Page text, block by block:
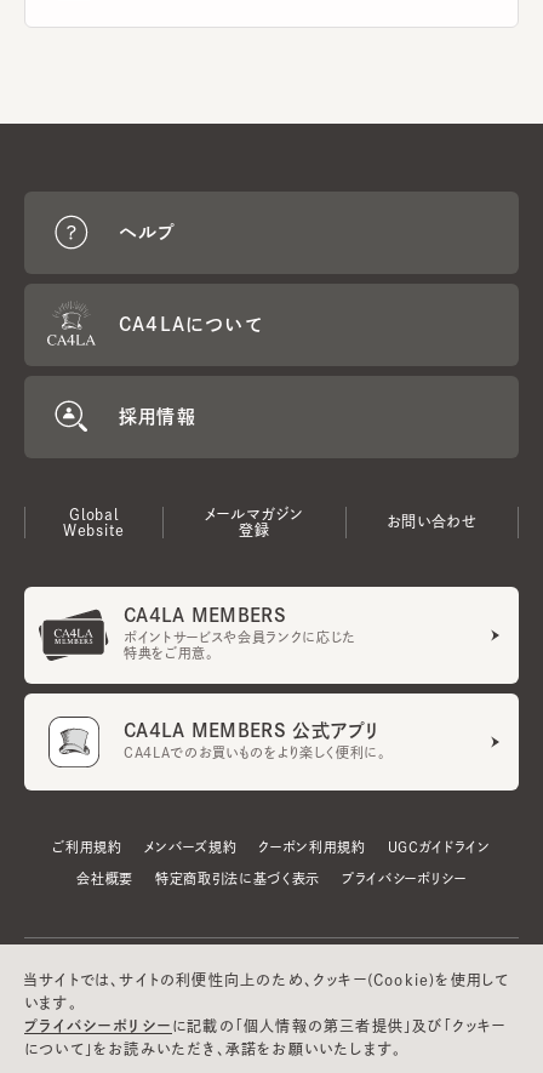
ヘルプ
CA4LAについて
採用情報
Global
Website
メールマガジン
登録
お問い合わせ
CA4LA MEMBERS
ポイントサービスや会員ランクに応じた
特典をご用意。
CA4LA MEMBERS 公式アプリ
CA4LAでのお買いものをより楽しく便利に。
ご利用規約 メンバーズ規約 クーポン利用規約 UGCガイドライン
会社概要 特定商取引法に基づく表示 プライバシーポリシー
当サイトでは、サイトの利便性向上のため、クッキー(Cookie)を使用して
います。
プライバシーポリシー に記載の「個人情報の第三者提供」及び「クッキー
について」をお読みいただき、承諾をお願いいたします。